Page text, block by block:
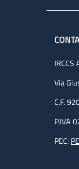
Via
C.F.
P.IVA
PEC: